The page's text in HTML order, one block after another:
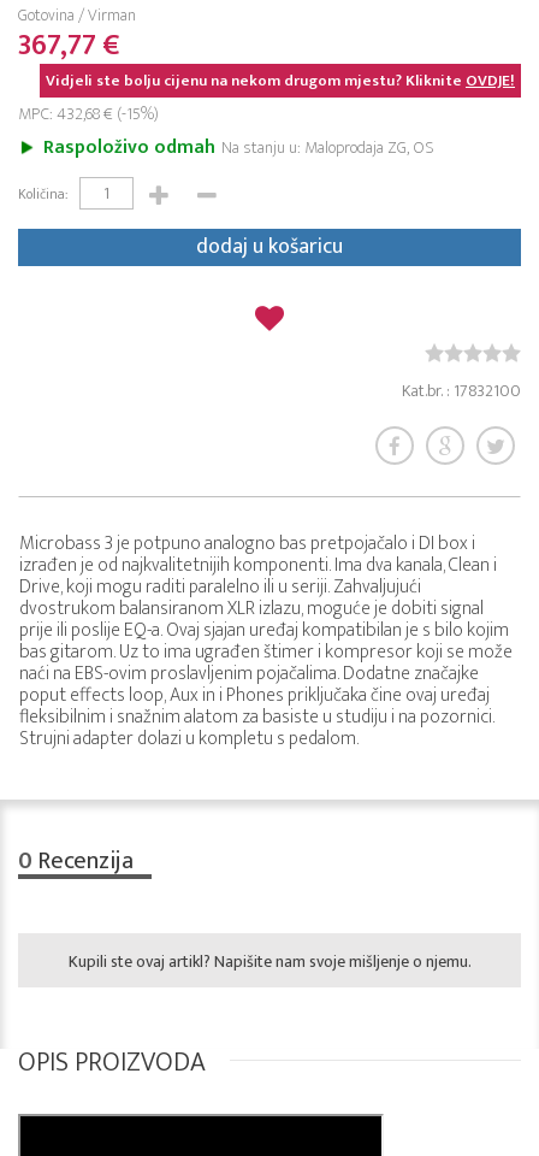
Gotovina / Virman
367,77 €
Vidjeli ste bolju cijenu na nekom drugom mjestu? KlikniteOVDJE!
MPC: 432,68 € (-15%)
Raspoloživo odmah Na stanju u: Maloprodaja ZG, OS
Količina:
dodaj u košaricu
Kat.br. : 17832100
Microbass 3 je potpuno analogno bas pretpojačalo i DI box i
izrađen je od najkvalitetnijih komponenti. Ima dva kanala, Clean i
Drive, koji mogu raditi paralelno ili u seriji. Zahvaljujući
dvostrukom balansiranom XLR izlazu, moguće je dobiti signal
prije ili poslije EQ-a. Ovaj sjajan uređaj kompatibilan je s bilo kojim
bas gitarom. Uz to ima ugrađen štimer i kompresor koji se može
naći na EBS-ovim proslavljenim pojačalima. Dodatne značajke
poput effects loop, Aux in i Phones priključaka čine ovaj uređaj
fleksibilnim i snažnim alatom za basiste u studiju i na pozornici.
Strujni adapter dolazi u kompletu s pedalom.
0 Recenzija
Kupili ste ovaj artikl? Napišite nam svoje mišljenje o njemu.
OPIS PROIZVODA